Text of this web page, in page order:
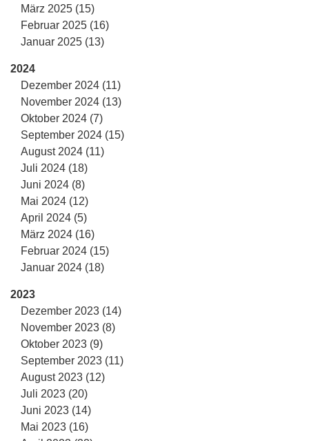
März 2025 (15)
Februar 2025 (16)
Januar 2025 (13)
2024
Dezember 2024 (11)
November 2024 (13)
Oktober 2024 (7)
September 2024 (15)
August 2024 (11)
Juli 2024 (18)
Juni 2024 (8)
Mai 2024 (12)
April 2024 (5)
März 2024 (16)
Februar 2024 (15)
Januar 2024 (18)
2023
Dezember 2023 (14)
November 2023 (8)
Oktober 2023 (9)
September 2023 (11)
August 2023 (12)
Juli 2023 (20)
Juni 2023 (14)
Mai 2023 (16)